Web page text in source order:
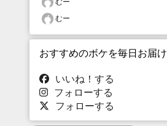
むー
おすすめのボケを毎日お届け
いいね！する
フォローする
フォローする